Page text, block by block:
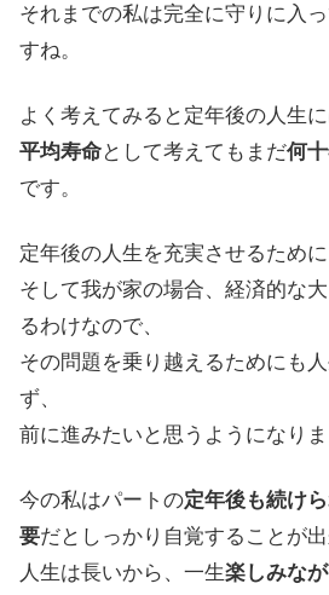
それまでの私は完全に守りに入
すね。
よく考えてみると定年後の人生に
平均寿命として考えてもまだ何
です。
定年後の人生を充実させるために
そして我が家の場合、経済的な
るわけなので、
その問題を乗り越えるためにも
ず、
前に進みたいと思うようになりま
今の私はパートの定年後も続け
要だとしっかり自覚することが出
人生は長いから、一生楽しみな